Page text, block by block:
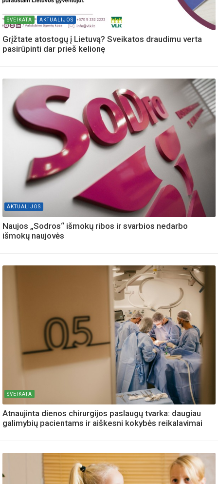
SVEIKATA AKTUALIJOS
Grįžtate atostogų į Lietuvą? Sveikatos draudimu verta
pasirūpinti dar prieš kelionę
AKTUALIJOS
Naujos „Sodros“ išmokų ribos ir svarbios nedarbo
išmokų naujovės
SVEIKATA
Atnaujinta dienos chirurgijos paslaugų tvarka: daugiau
galimybių pacientams ir aiškesni kokybės reikalavimai